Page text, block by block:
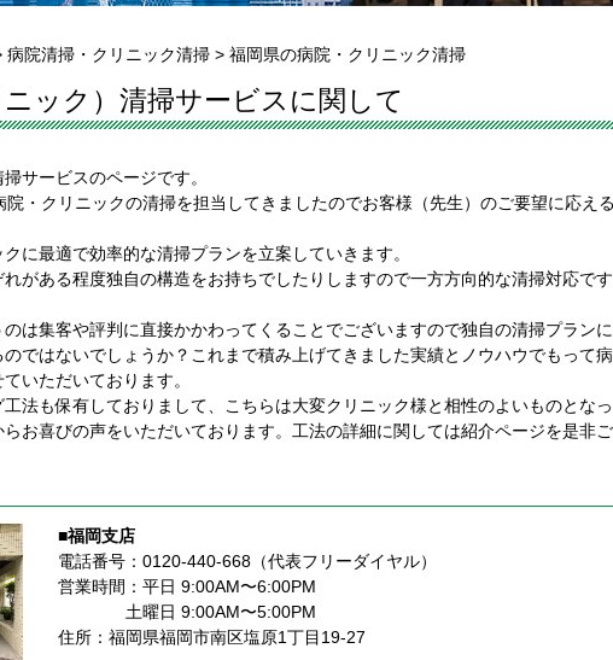
病院清掃・クリニック清掃 > 福岡県の病院・クリニック清掃
ック）清掃サービスに関して
サービスのページです。
・クリニックの清掃を担当してきましたのでお客様（先生）のご要望に応え
に最適で効率的な清掃プランを立案していきます。
がある程度独自の構造をお持ちでしたりしますので一方方向的な清掃対応で
は集客や評判に直接かかわってくることでございますので独自の清掃プラン
ではないでしょうか？これまで積み上げてきました実績とノウハウでもって
いただいております。
法も保有しておりまして、こちらは大変クリニック様と相性のよいものとな
お喜びの声をいただいております。工法の詳細に関しては紹介ページを是非
■福岡支店
電話番号：0120-440-668（代表フリーダイヤル）
営業時間：平日 9:00AM〜6:00PM
              土曜日 9:00AM〜5:00PM
住所：福岡県福岡市南区塩原1丁目19-27